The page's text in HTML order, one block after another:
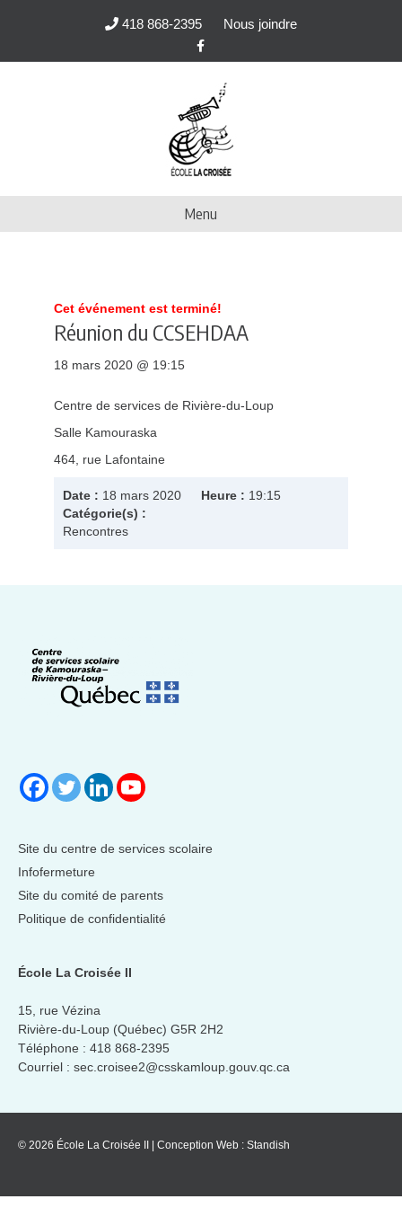
418 868-2395
Nous joindre
c
o
o
k
Menu
Cet événement est terminé!
Réunion du CCSEHDAA
18 mars 2020 @ 19:15
Centre de services de Rivière-du-Loup
Salle Kamouraska
464, rue Lafontaine
Date : 18 mars 2020 Heure : 19:15
Catégorie(s) :
Rencontres
Site du centre de services scolaire
Infofermeture
Site du comité de parents
Politique de confidentialité
École La Croisée II
15, rue Vézina
Rivière-du-Loup (Québec) G5R 2H2
Téléphone : 418 868-2395
Courriel : sec.croisee2@csskamloup.gouv.qc.ca
© 2026 École La Croisée II | Conception Web : Standish